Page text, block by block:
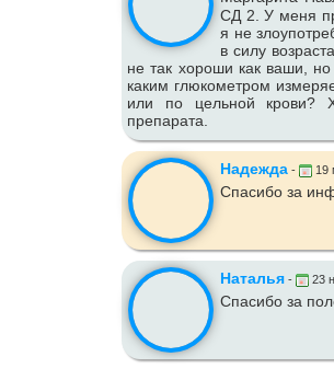
СД 2. У меня
я не
в силу
не так хороши как ваши,
каким глюкометром
или по цельной крови?
препарата.
Надежда - 19
Спасибо за
Наталья - 23
Спасибо за